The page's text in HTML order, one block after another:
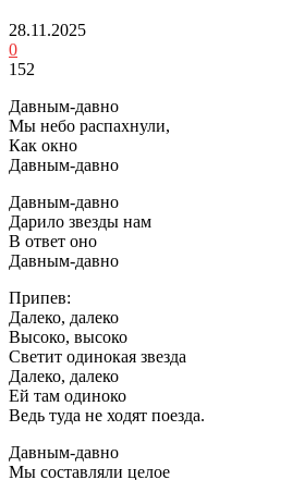
28.11.2025
0
152
Давным-давно
Мы небо распахнули,
Как окно
Давным-давно
Давным-давно
Дарило звезды нам
В ответ оно
Давным-давно
Припев:
Далеко, далеко
Высоко, высоко
Светит одинокая звезда
Далеко, далеко
Ей там одиноко
Ведь туда не ходят поезда.
Давным-давно
Мы составляли целое